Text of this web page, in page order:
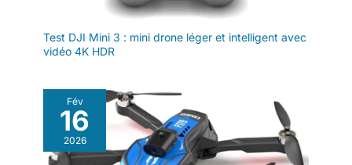
Test DJI Mini 3 : mini drone léger et intelligent avec
vidéo 4K HDR
Fév
16
2026